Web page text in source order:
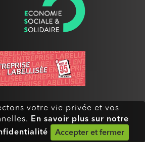
votre vie privée et vos
En savoir plus sur notre
Accepter et fermer